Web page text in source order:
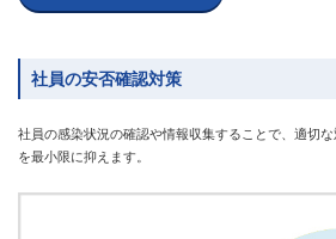
社員の安否確認対策
社員の感染状況の確認や情報収集することで、適切
を最小限に抑えます。